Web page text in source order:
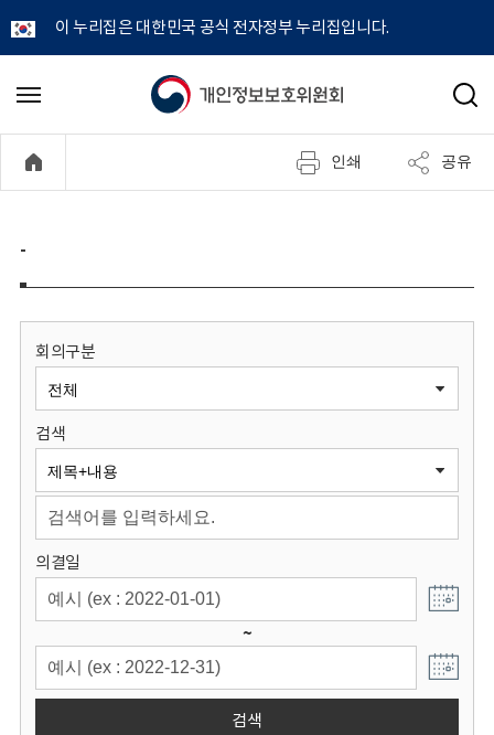
이 누리집은 대한민국 공식 전자정부 누리집입니다.
개
정
보
원
회
메
기
검
인쇄 공유
-
회의구분
검색
의결일
~
검색